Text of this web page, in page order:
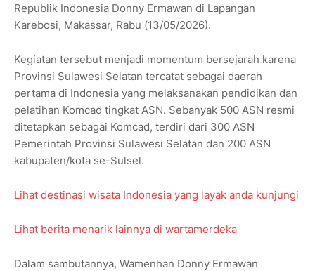
Republik Indonesia Donny Ermawan di Lapangan
Karebosi, Makassar, Rabu (13/05/2026).
Kegiatan tersebut menjadi momentum bersejarah karena
Provinsi Sulawesi Selatan tercatat sebagai daerah
pertama di Indonesia yang melaksanakan pendidikan dan
pelatihan Komcad tingkat ASN. Sebanyak 500 ASN resmi
ditetapkan sebagai Komcad, terdiri dari 300 ASN
Pemerintah Provinsi Sulawesi Selatan dan 200 ASN
kabupaten/kota se-Sulsel.
Lihat destinasi wisata Indonesia yang layak anda kunjungi
Lihat berita menarik lainnya di wartamerdeka
Dalam sambutannya, Wamenhan Donny Ermawan